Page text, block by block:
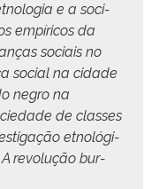
e a soci­
empíri­cos da
soci­ais no
social na cidade
negro na
de class­es
etnológ­i­
A rev­olução bur­